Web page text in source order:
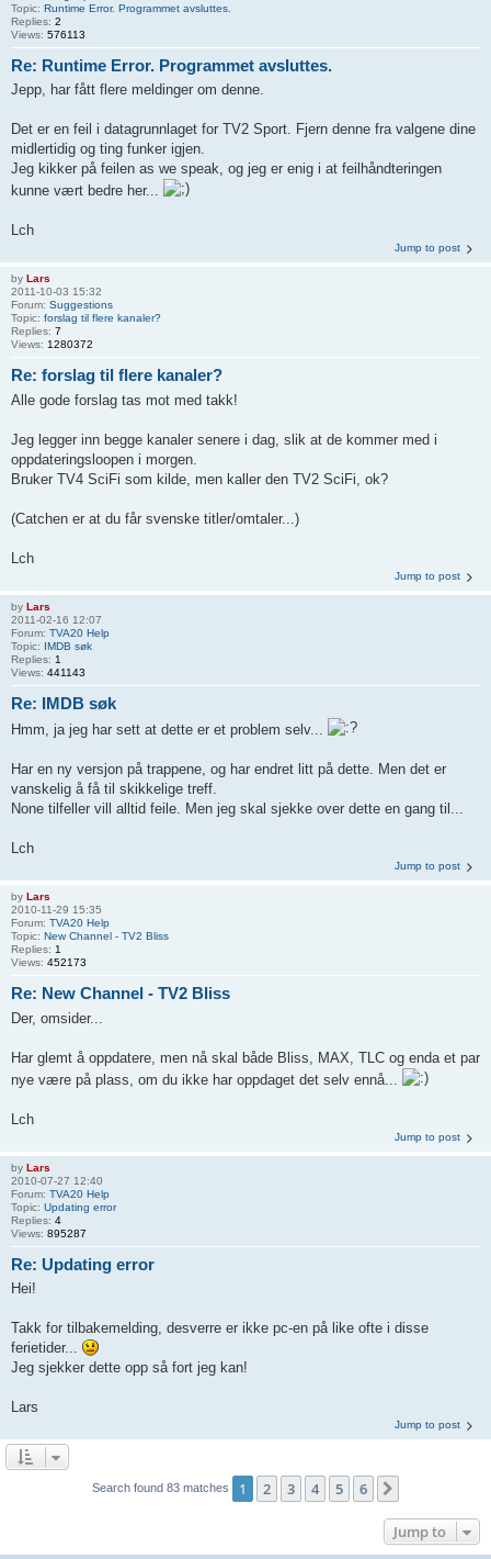
Topic: Runtime Error. Programmet avsluttes.
Replies: 2
Views: 576113
Re: Runtime Error. Programmet avsluttes.
Jepp, har fått flere meldinger om denne.
Det er en feil i datagrunnlaget for TV2 Sport. Fjern denne fra valgene dine
midlertidig og ting funker igjen.
Jeg kikker på feilen as we speak, og jeg er enig i at feilhåndteringen
kunne vært bedre her...
Lch
Jump to post
by Lars
2011-10-03 15:32
Forum: Suggestions
Topic: forslag til flere kanaler?
Replies: 7
Views: 1280372
Re: forslag til flere kanaler?
Alle gode forslag tas mot med takk!
Jeg legger inn begge kanaler senere i dag, slik at de kommer med i
oppdateringsloopen i morgen.
Bruker TV4 SciFi som kilde, men kaller den TV2 SciFi, ok?
(Catchen er at du får svenske titler/omtaler...)
Lch
Jump to post
by Lars
2011-02-16 12:07
Forum: TVA20 Help
Topic: IMDB søk
Replies: 1
Views: 441143
Re: IMDB søk
Hmm, ja jeg har sett at dette er et problem selv...
Har en ny versjon på trappene, og har endret litt på dette. Men det er
vanskelig å få til skikkelige treff.
None tilfeller vill alltid feile. Men jeg skal sjekke over dette en gang til...
Lch
Jump to post
by Lars
2010-11-29 15:35
Forum: TVA20 Help
Topic: New Channel - TV2 Bliss
Replies: 1
Views: 452173
Re: New Channel - TV2 Bliss
Der, omsider...
Har glemt å oppdatere, men nå skal både Bliss, MAX, TLC og enda et par
nye være på plass, om du ikke har oppdaget det selv ennå...
Lch
Jump to post
by Lars
2010-07-27 12:40
Forum: TVA20 Help
Topic: Updating error
Replies: 4
Views: 895287
Re: Updating error
Hei!
Takk for tilbakemelding, desverre er ikke pc-en på like ofte i disse
ferietider...
Jeg sjekker dette opp så fort jeg kan!
Lars
Jump to post
Search found 83 matches 1 2 3 4 5 6
Jump to